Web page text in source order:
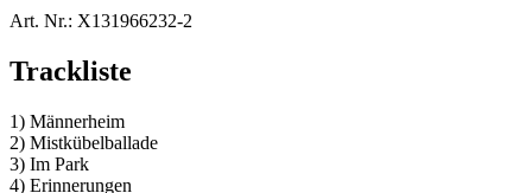
Art. Nr.: X131966232-2
Trackliste
1) Männerheim
2) Mistkübelballade
3) Im Park
4) Erinnerungen